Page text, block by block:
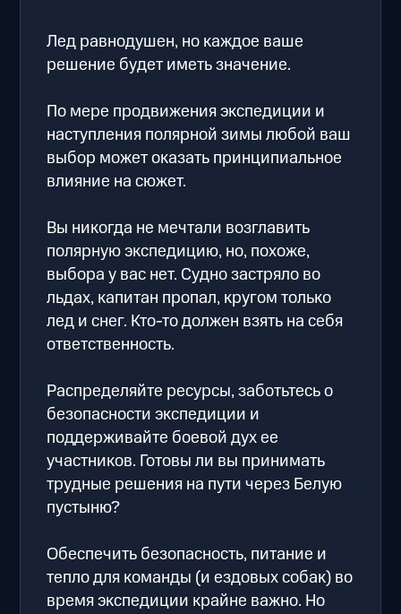
Лед равнодушен, но каждое ваше
решение будет иметь значение.
По мере продвижения экспедиции и
наступления полярной зимы любой ваш
выбор может оказать принципиальное
влияние на сюжет.
Вы никогда не мечтали возглавить
полярную экспедицию, но, похоже,
выбора у вас нет. Судно застряло во
льдах, капитан пропал, кругом только
лед и снег. Кто-то должен взять на себя
ответственность.
Распределяйте ресурсы, заботьтесь о
безопасности экспедиции и
поддерживайте боевой дух ее
участников. Готовы ли вы принимать
трудные решения на пути через Белую
пустыню?
Обеспечить безопасность, питание и
тепло для команды (и ездовых собак) во
время экспедиции крайне важно. Но